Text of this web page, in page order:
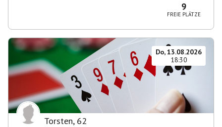
9
FREIE PLÄTZE
Do, 13.08.2026
18:30
Torsten, 62